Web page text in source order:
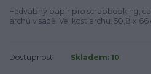
Hedvábný papír pro scrapbooking,
archů v sadě. Velikost archu: 50,8 x 66
Dostupnost Skladem: 10